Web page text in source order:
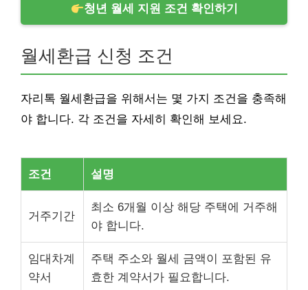
청년 월세 지원 조건 확인하기
월세환급 신청 조건
자리톡 월세환급을 위해서는 몇 가지 조건을 충족해
야 합니다. 각 조건을 자세히 확인해 보세요.
조건 설명
거주기간
최소 6개월 이상 해당 주택에 거주해
야 합니다.
임대차계
약서
주택 주소와 월세 금액이 포함된 유
효한 계약서가 필요합니다.